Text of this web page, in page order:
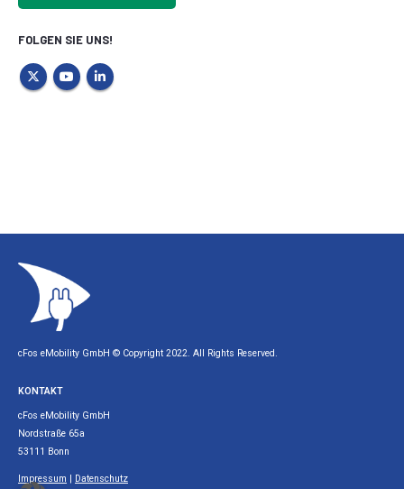
FOLGEN SIE UNS!
cFos eMobility GmbH © Copyright 2022. All Rights Reserved.
KONTAKT
cFos eMobility GmbH
Nordstraße 65a
53111 Bonn
Impressum Datenschutz